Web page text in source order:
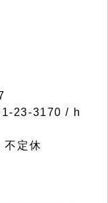
23-3170 / h
不定休